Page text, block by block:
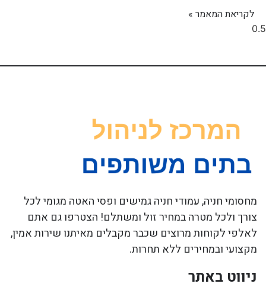
לקריאת המאמר »
מחסומי חניה, עמודי חניה גמישים ופסי האטה מגומי לכל
צורך ולכל מטרה במחיר זול ומשתלם! הצטרפו גם אתם
לאלפי לקוחות מרוצים שכבר מקבלים מאיתנו שירות אמין,
מקצועי ובמחירים ללא תחרות.
ניווט באתר